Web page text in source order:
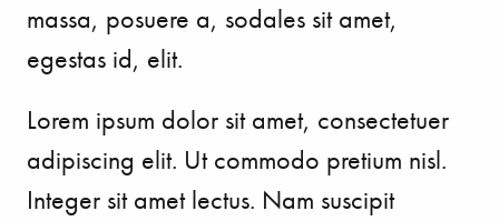
massa, posuere a, sodales sit amet,
egestas id, elit.
Lorem ipsum dolor sit amet, consectetuer
adipiscing elit. Ut commodo pretium nisl.
Integer sit amet lectus. Nam suscipit